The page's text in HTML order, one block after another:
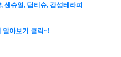
센슈얼, 딥티슈, 감성테라피
알아보기 클릭~!